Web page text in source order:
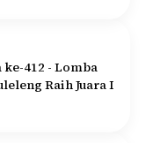
412 - Lomba
Raih Juara I